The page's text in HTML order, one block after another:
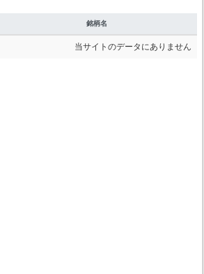
銘柄名
当サイトのデータにありません